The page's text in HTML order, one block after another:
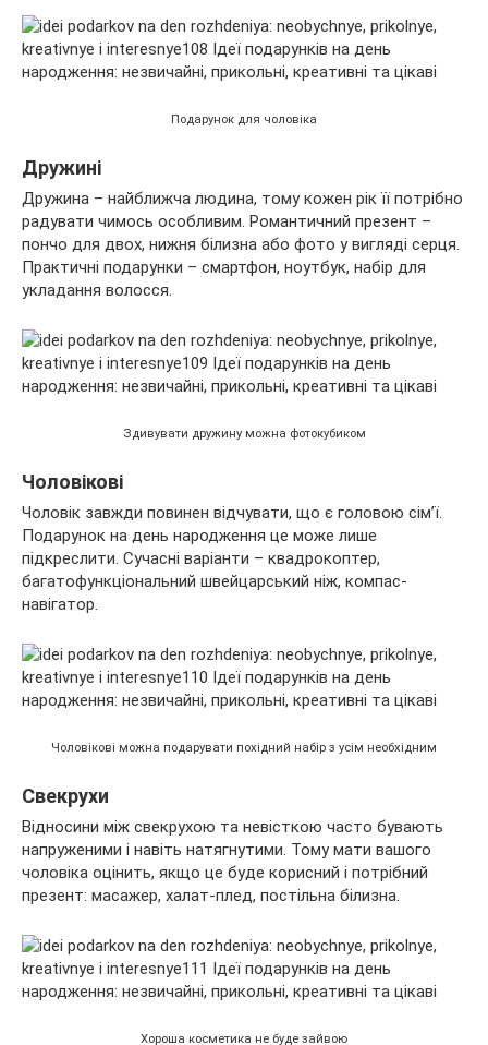
Подарунок для чоловіка
Дружині
Дружина – найближча людина, тому кожен рік її потрібно
радувати чимось особливим. Романтичний презент –
пончо для двох, нижня білизна або фото у вигляді серця.
Практичні подарунки – смартфон, ноутбук, набір для
укладання волосся.
Здивувати дружину можна фотокубиком
Чоловікові
Чоловік завжди повинен відчувати, що є головою сім’ї.
Подарунок на день народження це може лише
підкреслити. Сучасні варіанти – квадрокоптер,
багатофункціональний швейцарський ніж, компас-
навігатор.
Чоловікові можна подарувати похідний набір з усім необхідним
Свекрухи
Відносини між свекрухою та невісткою часто бувають
напруженими і навіть натягнутими. Тому мати вашого
чоловіка оцінить, якщо це буде корисний і потрібний
презент: масажер, халат-плед, постільна білизна.
Хороша косметика не буде зайвою